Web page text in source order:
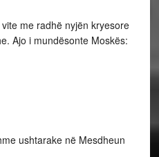
me radhë nyjën kryesore
Ajo i mundësonte Moskës:
ushtarake në Mesdheun